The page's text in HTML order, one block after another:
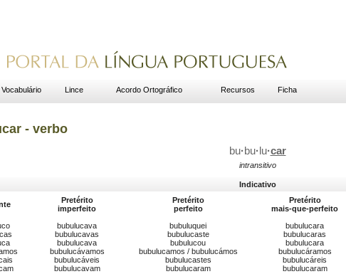
Vocabulário Lince Acordo Ortográfico Recursos Ficha
- verbo
bu· bu· lu·car
intransitivo
Indicativo
Pretérito
imperfeito
Pretérito
perfeito
Pretérito
mais-que-perfeito
bubulucava
bubulucavas
bubulucava
bubulucávamos
bubulucáveis
bubulucavam
bubuluquei
bubulucaste
bubulucou
bubulucamos / bubulucámos
bubulucastes
bubulucaram
bubulucara
bubulucaras
bubulucara
bubulucáramos
bubulucáreis
bubulucaram